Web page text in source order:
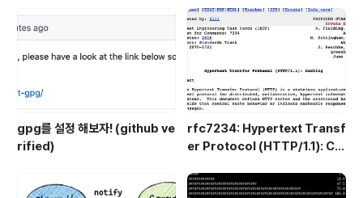
gpg를 설정 해보자! (github ve
rified)
rfc7234: Hypertext Transf
er Protocol (HTTP/1.1): Ca